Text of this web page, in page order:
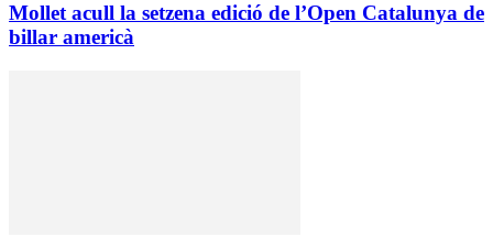
Mollet acull la setzena edició de l’Open Catalunya de
billar americà